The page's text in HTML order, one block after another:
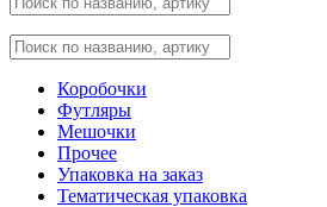
Коробочки
Футляры
Мешочки
Прочее
Упаковка на заказ
Тематическая упаковка